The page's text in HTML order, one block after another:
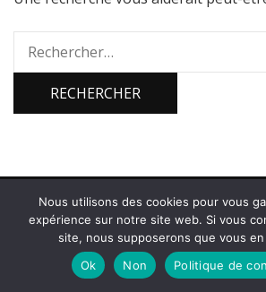
Rechercher :
2026 Copyright Bienvenue sur
Développé parBlossom Themes
Politique de
Nous utilisons des cookies pour vous
expérience sur notre site web. Si vous
site, nous supposerons que vous
Ok
Non Politique de